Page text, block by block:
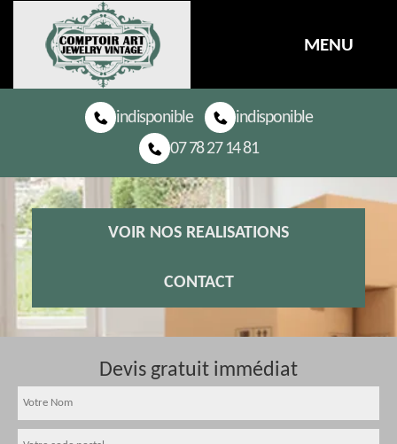
MENU
indisponible
indisponible
07 78 27 14 81
VOIR NOS REALISATIONS
CONTACT
Devis gratuit immédiat